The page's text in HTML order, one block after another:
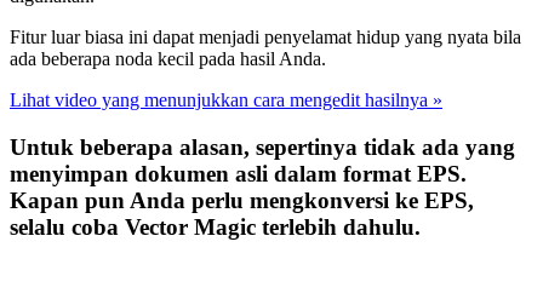
Fitur luar biasa ini dapat menjadi penyelamat hidup yang nyata bila
ada beberapa noda kecil pada hasil Anda.
Lihat video yang menunjukkan cara mengedit hasilnya »
Untuk beberapa alasan, sepertinya tidak ada yang
menyimpan dokumen asli dalam format EPS.
Kapan pun Anda perlu mengkonversi ke EPS,
selalu coba Vector Magic terlebih dahulu.